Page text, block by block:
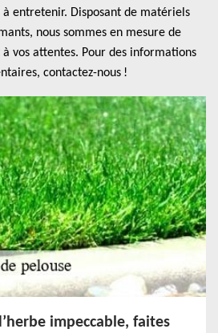
à entretenir. Disposant de matériels
nous sommes en mesure de
vos attentes. Pour des informations
contactez-nous !
impeccable, faites